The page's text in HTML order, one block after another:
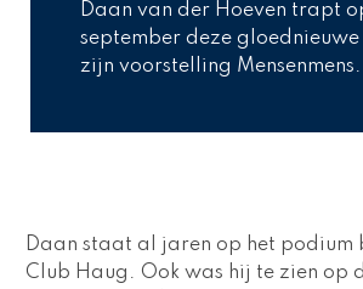
Daan van der Hoeven trapt
september deze gloednieuwe
zijn voorstelling Mensenmens.
Daan staat al jaren op het podium
Club Haug. Ook was hij te zien op